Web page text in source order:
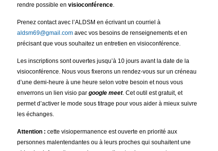
rendre possible en visioconférence.
Prenez contact avec l’ALDSM en écrivant un courriel à
aldsm69@gmail.com avec vos besoins de renseignements et en
précisant que vous souhaitez un entretien en visioconférence.
Les inscriptions sont ouvertes jusqu’à 10 jours avant la date de la
visioconférence. Nous vous fixerons un rendez-vous sur un créneau
d’une demi-heure à une heure selon votre besoin et nous vous
enverrons un lien visio par google meet. Cet outil est gratuit, et
permet d’activer le mode sous titrage pour vous aider à mieux suivre
les échanges.
Attention : cette visiopermanence est ouverte en priorité aux
personnes malentendantes ou à leurs proches qui souhaitent une